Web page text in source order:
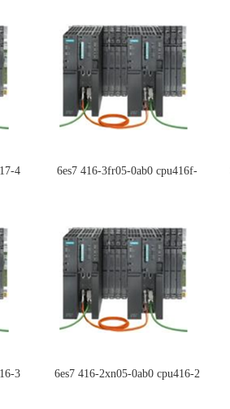
4 6es7 416-3fr05-0ab0 cpu416f-
3 6es7 416-2xn05-0ab0 cpu416-2